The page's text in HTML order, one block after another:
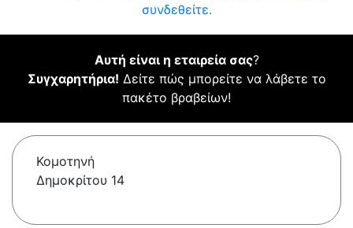
συνδεθείτε.
Αυτή είναι η εταιρεία σας?
Συγχαρητήρια! Δείτε πώς μπορείτε να λάβετε το
πακέτο βραβείων!
Κομοτηνή
Δημοκρίτου 14